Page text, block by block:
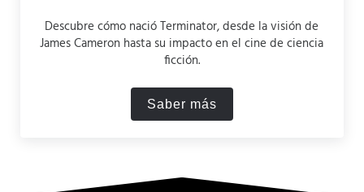
Descubre cómo nació Terminator, desde la visión de
James Cameron hasta su impacto en el cine de ciencia
ficción.
Saber más¿Cómo comenzó